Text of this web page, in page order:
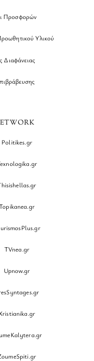
Προσφορών
Υλικού
Διαφάνειας
Politikes.gr
TVnea.gr
Upnow.gr